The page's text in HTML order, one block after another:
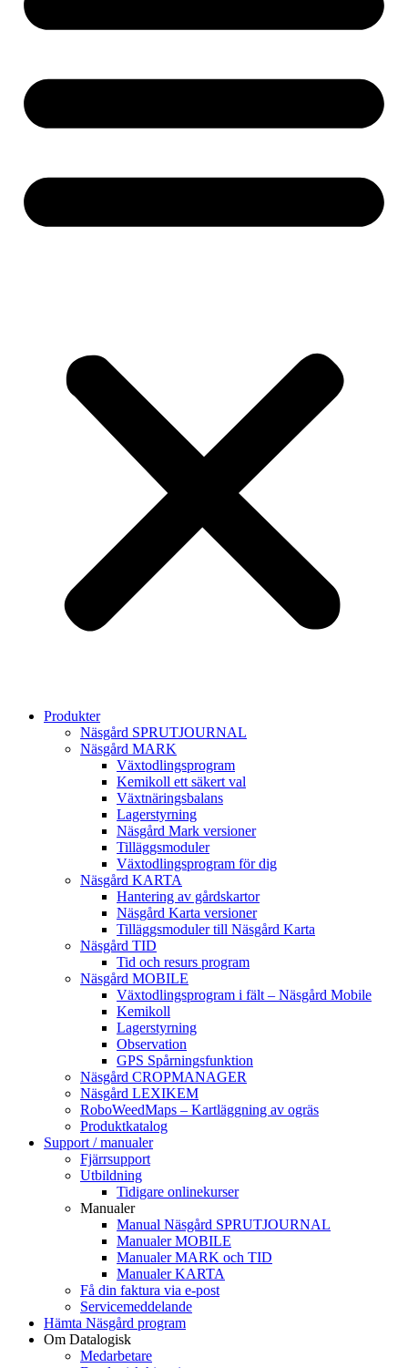
Produkter
Näsgård SPRUTJOURNAL
Näsgård MARK
Växtodlingsprogram
Kemikoll ett säkert val
Växtnäringsbalans
Lagerstyrning
Näsgård Mark versioner
Tilläggsmoduler
Växtodlingsprogram för dig
Näsgård KARTA
Hantering av gårdskartor
Näsgård Karta versioner
Tilläggsmoduler till Näsgård Karta
Näsgård TID
Tid och resurs program
Näsgård MOBILE
Växtodlingsprogram i fält – Näsgård Mobile
Kemikoll
Lagerstyrning
Observation
GPS Spårningsfunktion
Näsgård CROPMANAGER
Näsgård LEXIKEM
RoboWeedMaps – Kartläggning av ogräs
Produktkatalog
Support / manualer
Fjärrsupport
Utbildning
Tidigare onlinekurser
Manualer
Manual Näsgård SPRUTJOURNAL
Manualer MOBILE
Manualer MARK och TID
Manualer KARTA
Få din faktura via e-post
Servicemeddelande
Hämta Näsgård program
Om Datalogisk
Medarbetare